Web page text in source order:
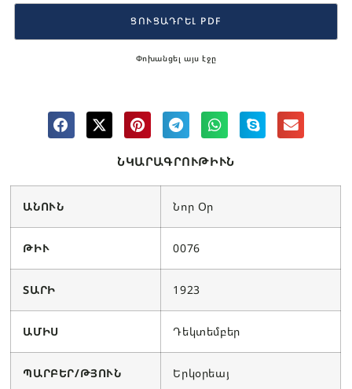
ՆԿԱՐԱԳՐՈՒԹԻՒՆ
ԱՆՈՒՆ Նոր Օր
ԹԻՒ 0076
ՏԱՐԻ 1923
ԱՄԻՍ Դեկտեմբեր
ՊԱՐԲԵՐ/ԹՅՈՒՆ Երկօրեայ
Փոխանցել այս էջը
ՑՈՒՑԱԴՐԵԼ PDF